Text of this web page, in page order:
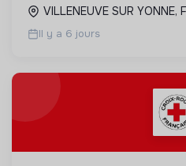
VILLENEUVE SUR YONNE,
Il y a 6 jours